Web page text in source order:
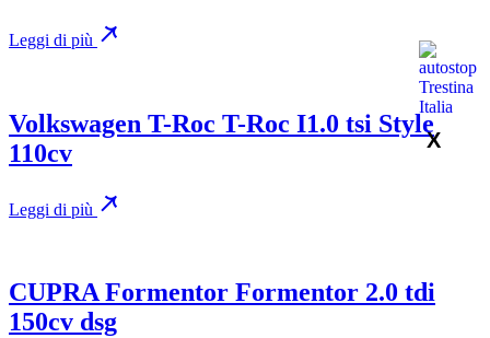
X
Leggi di più
Volkswagen T-Roc T-Roc I1.0 tsi Style
110cv
Leggi di più
CUPRA Formentor Formentor 2.0 tdi
150cv dsg